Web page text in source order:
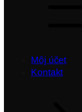
Môj účet
Kontakt